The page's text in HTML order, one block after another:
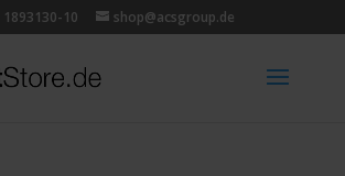
1893130-10 shop@acsgroup.de